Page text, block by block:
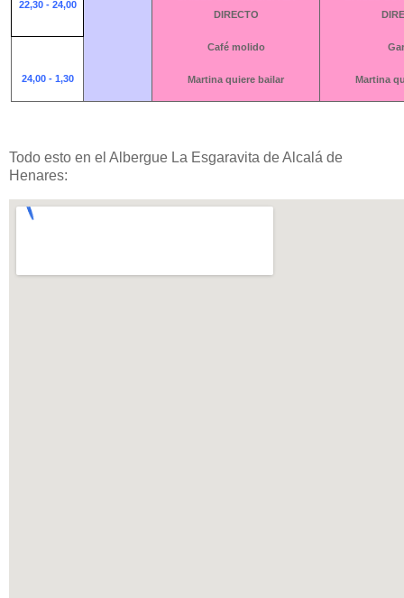
22,30 - 24,00
DIRECTO
Café molido
Martina quiere bailar Martina
24,00 - 1,30
Todo esto en el Albergue La Esgaravita de Alcalá de
Henares: